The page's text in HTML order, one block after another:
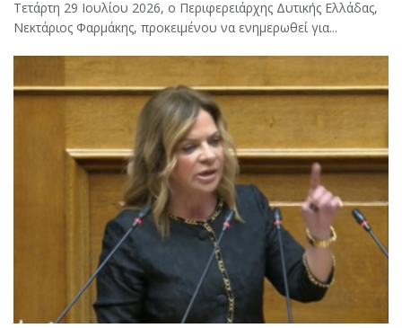
Τετάρτη 29 Ιουλίου 2026, ο Περιφερειάρχης Δυτικής Ελλάδας,
Νεκτάριος Φαρμάκης, προκειμένου να ενημερωθεί για...